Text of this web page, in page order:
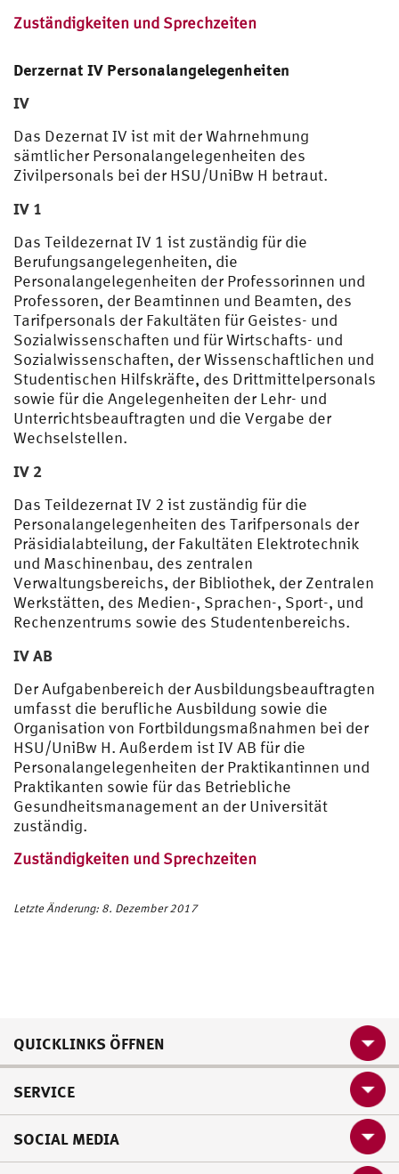
Zuständigkeiten und Sprechzeiten
Derzernat IV Personalangelegenheiten
IV
Das Dezernat IV ist mit der Wahrnehmung
sämtlicher Personalangelegenheiten des
Zivilpersonals bei der HSU/UniBw H betraut.
IV 1
Das Teildezernat IV 1 ist zuständig für die
Berufungsangelegenheiten, die
Personalangelegenheiten der Professorinnen und
Professoren, der Beamtinnen und Beamten, des
Tarifpersonals der Fakultäten für Geistes- und
Sozialwissenschaften und für Wirtschafts- und
Sozialwissenschaften, der Wissenschaftlichen und
Studentischen Hilfskräfte, des Drittmittelpersonals
sowie für die Angelegenheiten der Lehr- und
Unterrichtsbeauftragten und die Vergabe der
Wechselstellen.
IV 2
Das Teildezernat IV 2 ist zuständig für die
Personalangelegenheiten des Tarifpersonals der
Präsidialabteilung, der Fakultäten Elektrotechnik
und Maschinenbau, des zentralen
Verwaltungsbereichs, der Bibliothek, der Zentralen
Werkstätten, des Medien-, Sprachen-, Sport-, und
Rechenzentrums sowie des Studentenbereichs.
IV AB
Der Aufgabenbereich der Ausbildungsbeauftragten
umfasst die berufliche Ausbildung sowie die
Organisation von Fortbildungsmaßnahmen bei der
HSU/UniBw H. Außerdem ist IV AB für die
Personalangelegenheiten der Praktikantinnen und
Praktikanten sowie für das Betriebliche
Gesundheitsmanagement an der Universität
zuständig.
Zuständigkeiten und Sprechzeiten
Letzte Änderung: 8. Dezember 2017
QUICKLINKS ÖFFNEN
SERVICE
SOCIAL MEDIA